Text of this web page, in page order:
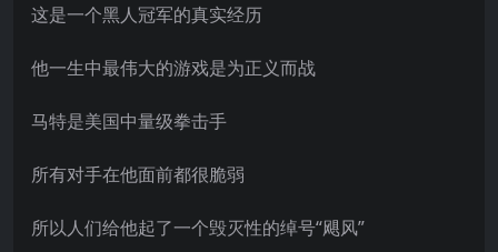
这是一个黑人冠军的真实经历
他一生中最伟大的游戏是为正义而战
马特是美国中量级拳击手
所有对手在他面前都很脆弱
所以人们给他起了一个毁灭性的绰号“飓风”